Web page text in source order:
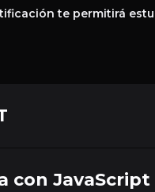
te permitirá
con JavaScript